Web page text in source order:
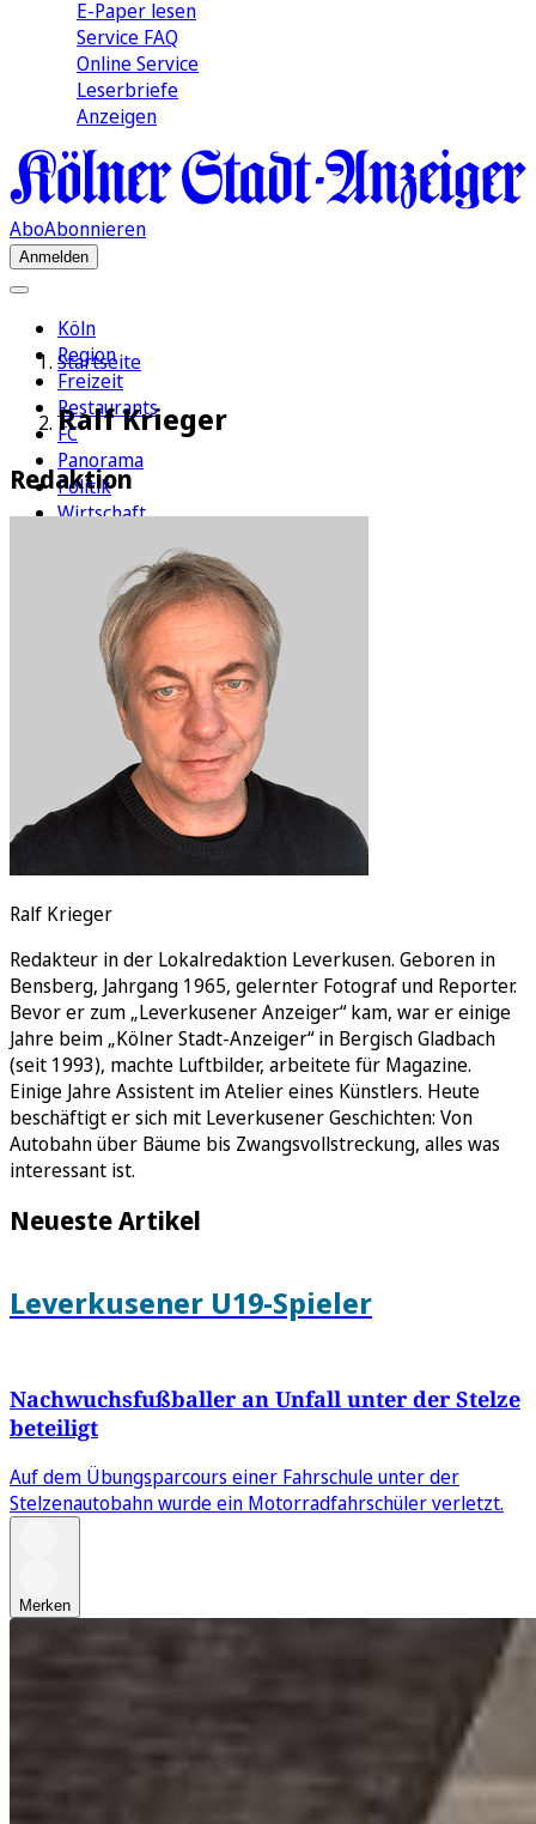
E-Paper lesen
Service FAQ
Online Service
Leserbriefe
Anzeigen
AboAbonnieren
Anmelden
Köln
Region
Freizeit
Restaurants
FC
Panorama
Politik
Wirtschaft
Newsletter
E-Paper
Startseite
Ralf Krieger
Redaktion
Ralf Krieger
Redakteur in der Lokalredaktion Leverkusen. Geboren in
Bensberg, Jahrgang 1965, gelernter Fotograf und Reporter.
Bevor er zum „Leverkusener Anzeiger“ kam, war er einige
Jahre beim „Kölner Stadt-Anzeiger“ in Bergisch Gladbach
(seit 1993), machte Luftbilder, arbeitete für Magazine.
Einige Jahre Assistent im Atelier eines Künstlers. Heute
beschäftigt er sich mit Leverkusener Geschichten: Von
Autobahn über Bäume bis Zwangsvollstreckung, alles was
interessant ist.
Neueste Artikel
Leverkusener U19-Spieler
Nachwuchsfußballer an Unfall unter der Stelze
beteiligt
Auf dem Übungsparcours einer Fahrschule unter der
Stelzenautobahn wurde ein Motorradfahrschüler verletzt.
Merken